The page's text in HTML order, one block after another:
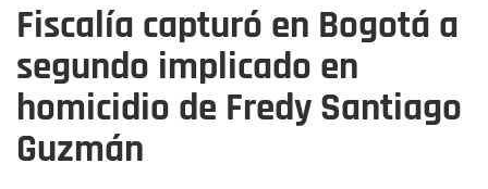
Fiscalía capturó en Bogotá a
segundo implicado en
homicidio de Fredy Santiago
Guzmán